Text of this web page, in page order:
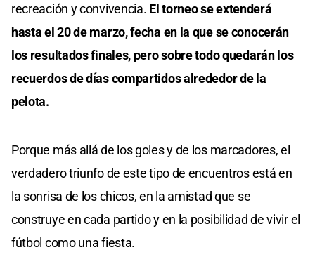
recreación y convivencia. El torneo se extenderá
hasta el 20 de marzo, fecha en la que se conocerán
los resultados finales, pero sobre todo quedarán los
recuerdos de días compartidos alrededor de la
pelota.
Porque más allá de los goles y de los marcadores, el
verdadero triunfo de este tipo de encuentros está en
la sonrisa de los chicos, en la amistad que se
construye en cada partido y en la posibilidad de vivir el
fútbol como una fiesta.